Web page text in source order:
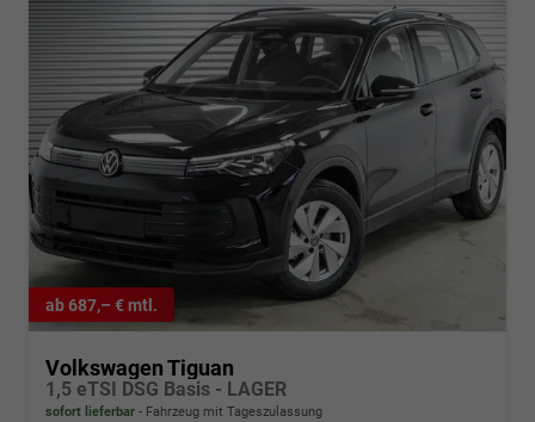
ab 687,– € mtl.
Volkswagen Tiguan
1,5 eTSI DSG Basis - LAGER
sofort lieferbar Fahrzeug mit Tageszulassung